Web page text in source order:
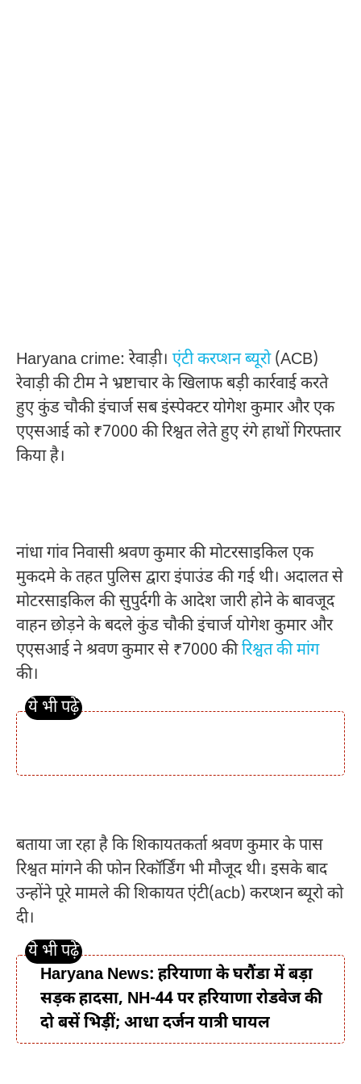
Haryana crime: रेवाड़ी। एंटी करप्शन ब्यूरो(ACB)
रेवाड़ी की टीम ने भ्रष्टाचार के खिलाफ बड़ी कार्रवाई करते
हुए कुंड चौकी इंचार्ज सब इंस्पेक्टर योगेश कुमार और एक
एएसआई को ₹7000 की रिश्वत लेते हुए रंगे हाथों गिरफ्तार
किया है।
नांधा गांव निवासी श्रवण कुमार की मोटरसाइकिल एक
मुकदमे के तहत पुलिस द्वारा इंपाउंड की गई थी। अदालत से
मोटरसाइकिल की सुपुर्दगी के आदेश जारी होने के बावजूद
वाहन छोड़ने के बदले कुंड चौकी इंचार्ज योगेश कुमार और
एएसआई ने श्रवण कुमार से ₹7000 कीरिश्वत की मांग
की।
बताया जा रहा है कि शिकायतकर्ता श्रवण कुमार के पास
रिश्वत मांगने की फोन रिकॉर्डिंग भी मौजूद थी। इसके बाद
उन्होंने पूरे मामले की शिकायत एंटी(acb) करप्शन ब्यूरो को
दी।
Haryana News: हरियाणा के घरौंडा में बड़ा
सड़क हादसा, NH-44 पर हरियाणा रोडवेज की
दो बसें भिड़ीं; आधा दर्जन यात्री घायल